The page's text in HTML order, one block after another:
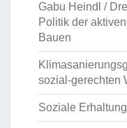
Gabu Heindl /
Politik der
Bauen
sozial-gerechten
Soziale